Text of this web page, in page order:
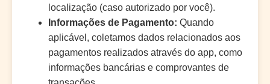
localização (caso autorizado por você).
Informações de Pagamento: Quando
aplicável, coletamos dados relacionados aos
pagamentos realizados através do app, como
informações bancárias e comprovantes de